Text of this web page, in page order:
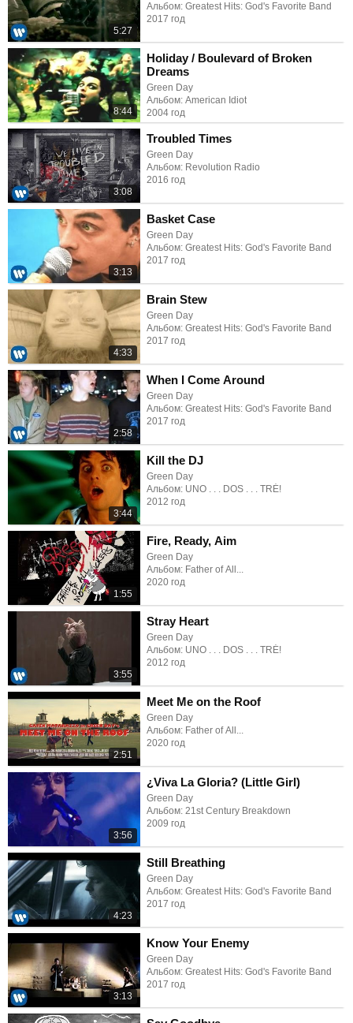
5:27
Альбом: Greatest Hits: God's Favorite Band
2017 год
8:44
Holiday / Boulevard of Broken
Dreams
Green Day
Альбом: American Idiot
2004 год
3:08
Troubled Times
Green Day
Альбом: Revolution Radio
2016 год
3:13
Basket Case
Green Day
Альбом: Greatest Hits: God's Favorite Band
2017 год
4:33
Brain Stew
Green Day
Альбом: Greatest Hits: God's Favorite Band
2017 год
2:58
When I Come Around
Green Day
Альбом: Greatest Hits: God's Favorite Band
2017 год
3:44
Kill the DJ
Green Day
Альбом: UNO . . . DOS . . . TRÉ!
2012 год
1:55
Fire, Ready, Aim
Green Day
Альбом: Father of All...
2020 год
3:55
Stray Heart
Green Day
Альбом: UNO . . . DOS . . . TRÉ!
2012 год
2:51
Meet Me on the Roof
Green Day
Альбом: Father of All...
2020 год
3:56
¿Viva La Gloria? (Little Girl)
Green Day
Альбом: 21st Century Breakdown
2009 год
4:23
Still Breathing
Green Day
Альбом: Greatest Hits: God's Favorite Band
2017 год
3:13
Know Your Enemy
Green Day
Альбом: Greatest Hits: God's Favorite Band
2017 год